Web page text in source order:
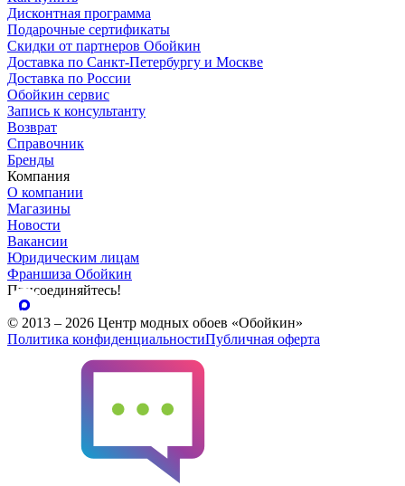
Дисконтная программа
Подарочные сертификаты
Скидки от партнеров Обойкин
Доставка по Санкт-Петербургу и Москве
Доставка по России
Обойкин сервис
Запись к консультанту
Возврат
Справочник
Бренды
Компания
О компании
Магазины
Новости
Вакансии
Юридическим лицам
Франшиза Обойкин
Присоединяйтесь!
© 2013 – 2026 Центр модных обоев «Обойкин»
Политика конфиденциальностиПубличная оферта